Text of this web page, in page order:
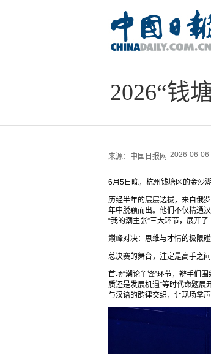
2026“钱
来源： 中国日报网 2026-06-06
6月5日晚，杭州钱塘区的金沙
历经半年的层层选拔，来自俄
年中脱颖而出。他们不仅精通
“我的潮主张”三大环节，展开
巅峰对决：思维与才情的极限
总决赛的舞台，注定是高手之
首场“潮论争锋”环节，辩手们
质还是发展机遇”等时代命题展
与汉语的韵律交织，让现场掌